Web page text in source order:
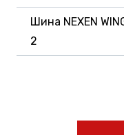
Шина NEXEN
2